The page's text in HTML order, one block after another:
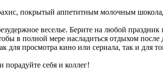
покрытый аппетитным молочным
веселье. Берите на любой
в полной мере насладиться отдыхом после
для просмотра кино или сериала, так и для
порадуйте себя и коллег!